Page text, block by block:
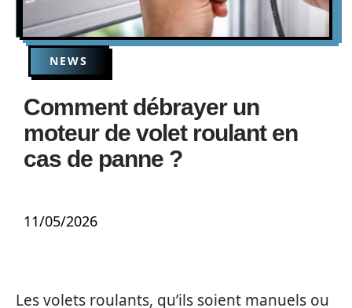
NEWS
Comment débrayer un
moteur de volet roulant en
cas de panne ?
11/05/2026
Les volets roulants, qu’ils soient manuels ou